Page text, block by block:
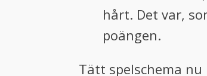
hårt. Det var,
poängen.
Tätt spelschema